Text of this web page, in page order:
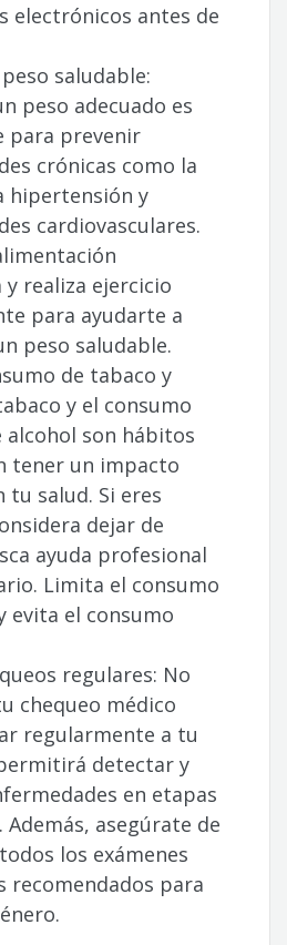
electrónicos antes de
saludable:
peso adecuado es
para prevenir
crónicas como la
hipertensión y
cardiovasculares.
y realiza ejercicio
para ayudarte a
peso saludable.
de tabaco y
y el consumo
alcohol son hábitos
tener un impacto
tu salud. Si eres
dejar de
ayuda profesional
Limita el consumo
evita el consumo
regulares: No
chequeo médico
regularmente a tu
detectar y
en etapas
asegúrate de
los exámenes
recomendados para